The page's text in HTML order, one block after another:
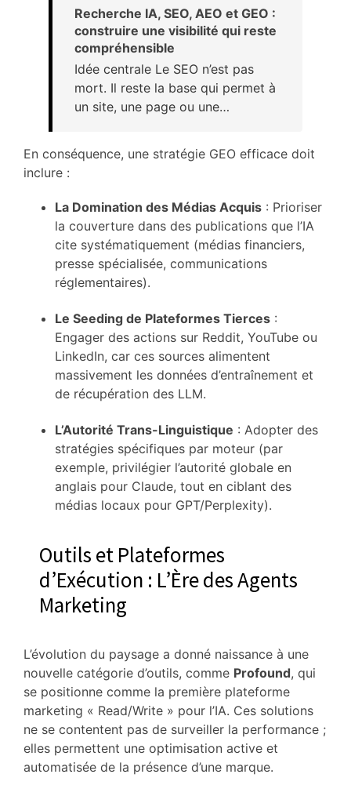
Recherche IA, SEO, AEO et GEO :
construire une visibilité qui reste
compréhensible
Idée centrale Le SEO n’est pas
mort. Il reste la base qui permet à
un site, une page ou une…
En conséquence, une stratégie GEO efficace doit
inclure :
La Domination des Médias Acquis : Prioriser
la couverture dans des publications que l’IA
cite systématiquement (médias financiers,
presse spécialisée, communications
réglementaires).
Le Seeding de Plateformes Tierces :
Engager des actions sur Reddit, YouTube ou
LinkedIn, car ces sources alimentent
massivement les données d’entraînement et
de récupération des LLM.
L’Autorité Trans-Linguistique : Adopter des
stratégies spécifiques par moteur (par
exemple, privilégier l’autorité globale en
anglais pour Claude, tout en ciblant des
médias locaux pour GPT/Perplexity).
Outils et Plateformes
d’Exécution : L’Ère des Agents
Marketing
L’évolution du paysage a donné naissance à une
nouvelle catégorie d’outils, comme Profound, qui
se positionne comme la première plateforme
marketing « Read/Write » pour l’IA. Ces solutions
ne se contentent pas de surveiller la performance ;
elles permettent une optimisation active et
automatisée de la présence d’une marque.